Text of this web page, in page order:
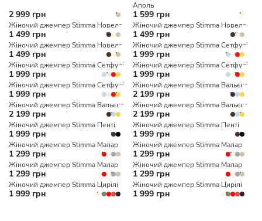
2 999 грн
Аполь
1 599 грн
Жіночий джемпер Stimma Новела
1 499 грн
Жіночий джемпер Stimma Новела
1 499 грн
Жіночий джемпер Stimma Новела
1 499 грн
Жіночий джемпер Stimma Сетфурі
1 999 грн
Жіночий джемпер Stimma Сетфурі
1 999 грн
Жіночий джемпер Stimma Сетфурі
1 999 грн
Жіночий джемпер Stimma Сетфурі
1 999 грн
Жіночий джемпер Stimma Вальєнс
2 199 грн
Жіночий джемпер Stimma Вальєнс
2 199 грн
Жіночий джемпер Stimma Вальєнс
2 199 грн
Жіночий джемпер Stimma Пенті
1 999 грн
Жіночий джемпер Stimma Пенті
1 999 грн
Жіночий джемпер Stimma Малар
1 299 грн
Жіночий джемпер Stimma Малар
1 299 грн
Жіночий джемпер Stimma Малар
1 299 грн
Жіночий джемпер Stimma Малар
1 299 грн
Жіночий джемпер Stimma Цирілі
1 999 грн
Жіночий джемпер Stimma Цирілі
1 999 грн